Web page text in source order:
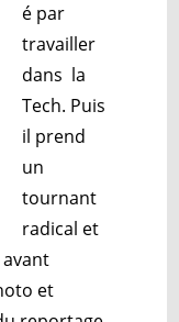
é par
travailler
dans la
Tech. Puis
il prend
un
tournant
radical et
et